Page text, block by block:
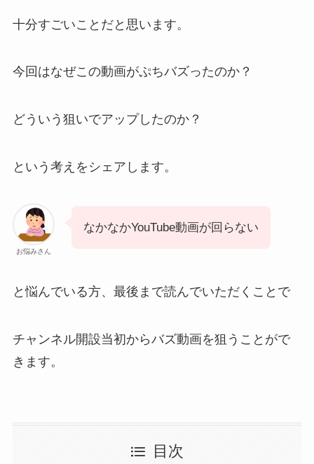
十分すごいことだと思います。
今回はなぜこの動画がぷちバズったのか？
どういう狙いでアップしたのか？
という考えをシェアします。
お悩みさん
なかなかYouTube動画が回らない
と悩んでいる方、最後まで読んでいただくことで
チャンネル開設当初からバズ動画を狙うことがで
きます。
目次